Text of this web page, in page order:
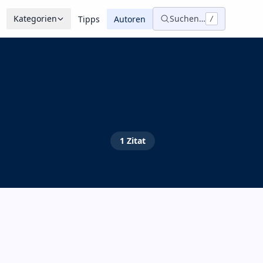
Kategorien Tipps Autoren Suchen… /
1 Zitat